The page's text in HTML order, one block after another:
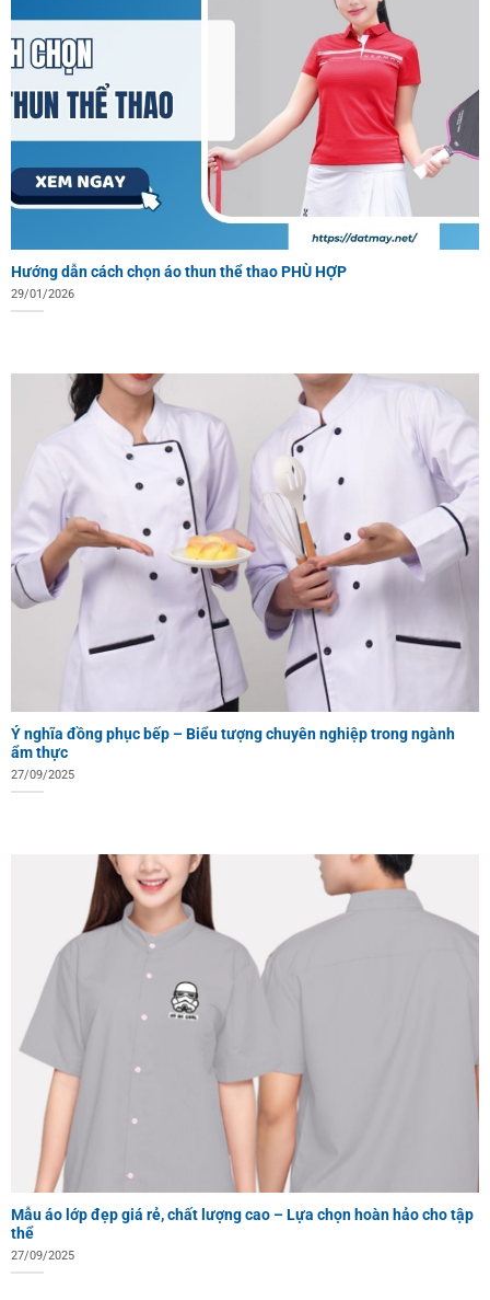
Hướng dẫn cách chọn áo thun thể thao PHÙ HỢP
29/01/2026
Ý nghĩa đồng phục bếp – Biểu tượng chuyên nghiệp trong ngành
ẩm thực
27/09/2025
Mẫu áo lớp đẹp giá rẻ, chất lượng cao – Lựa chọn hoàn hảo cho tập
thể
27/09/2025